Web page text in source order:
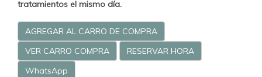
tratamientos el mismo día.
AGREGAR AL CARRO DE COMPRA
VER CARRO COMPRA
RESERVAR HORA
WhatsApp